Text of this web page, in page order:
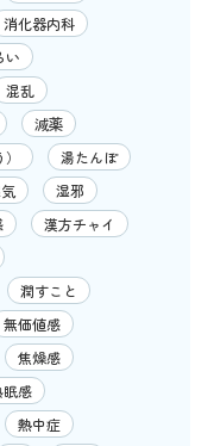
消化器内科
い
混乱
減薬
湯たんぽ
湿邪
漢方チャイ
潤すこと
無価値感
焦燥感
眠感
熱中症